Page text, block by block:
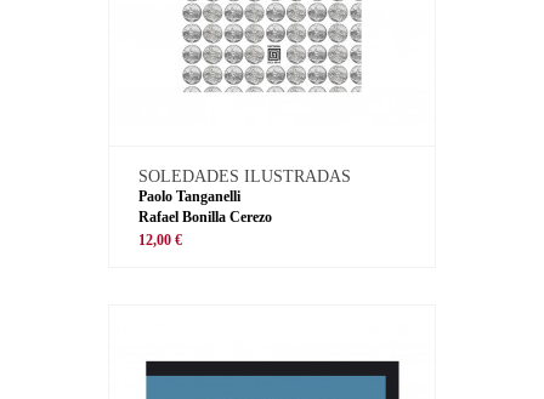
SOLEDADES ILUSTRADAS
Paolo Tanganelli
Rafael Bonilla Cerezo
12,00 €